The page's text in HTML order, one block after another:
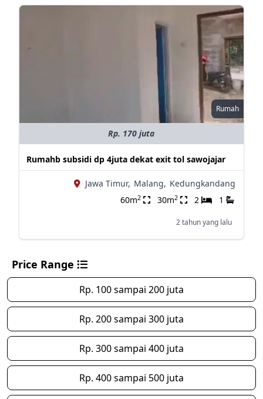
Rumah
Rp. 170 juta
Rumahb subsidi dp 4juta dekat exit tol sawojajar
Jawa Timur, Malang, Kedungkandang
60m2 30m2 2 1
2 tahun yang lalu
Price Range
Rp. 100 sampai 200 juta
Rp. 200 sampai 300 juta
Rp. 300 sampai 400 juta
Rp. 400 sampai 500 juta